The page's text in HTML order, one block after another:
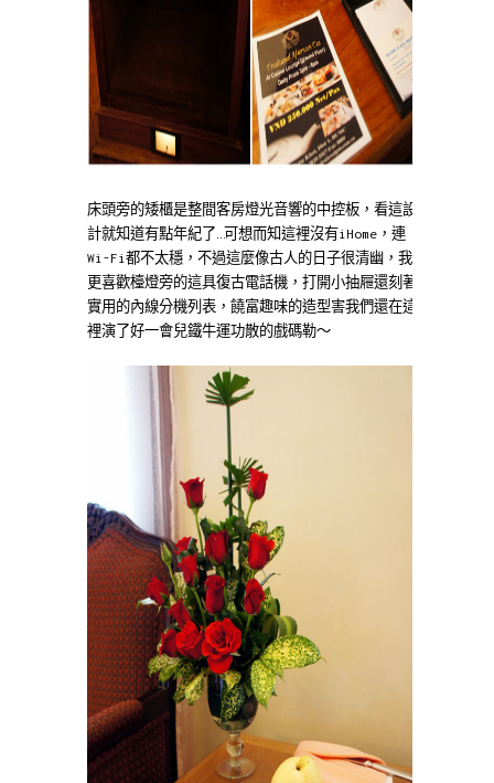
床頭旁的矮櫃是整間客房燈光音響的中控板，看這設
計就知道有點年紀了…可想而知這裡沒有iHome，連
Wi-Fi都不太穩，不過這麼像古人的日子很清幽，我
更喜歡檯燈旁的這具復古電話機，打開小抽屜還刻著
實用的內線分機列表，饒富趣味的造型害我們還在這
裡演了好一會兒鐵牛運功散的戲碼勒～